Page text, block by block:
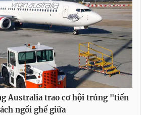
Podcast
Infographic
Shorts video
VTV Thể thao
Australia trao cơ hội trúng "tiền
ngồi ghế giữa